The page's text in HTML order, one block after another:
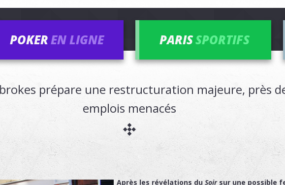
POKEREN LIGNE PARISSPORTIFS
prépare une restructuration majeure, près
emplois menacés
Après les révélations du Soirsur une possible